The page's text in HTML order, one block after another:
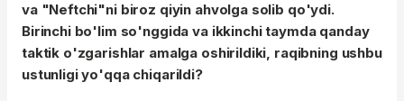
va "Neftchi"ni biroz qiyin ahvolga solib qo'ydi.
Birinchi bo'lim so'nggida va ikkinchi taymda qanday
taktik o'zgarishlar amalga oshirildiki, raqibning ushbu
ustunligi yo'qqa chiqarildi?